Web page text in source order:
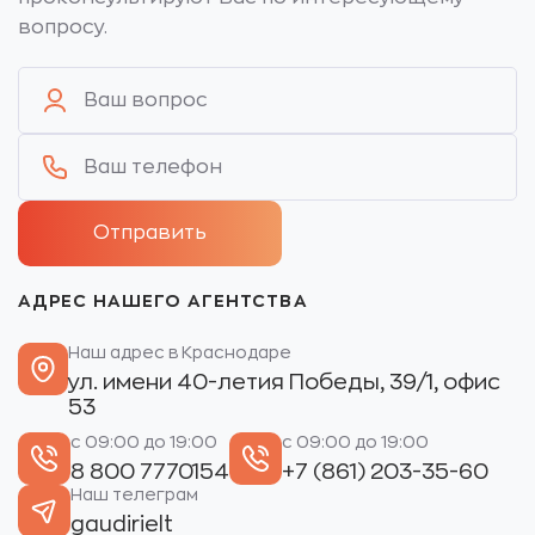
вопросу.
АДРЕС НАШЕГО АГЕНТСТВА
Наш адрес в Краснодаре
ул. имени 40-летия Победы, 39/1, офис
53
с 09:00 до 19:00
8 800 7770154
с 09:00 до 19:00
+7 (861) 203-35-60
Наш телеграм
gaudirielt